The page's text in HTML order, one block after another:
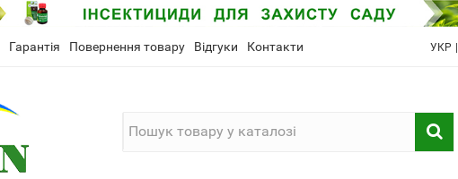
Гарантія Повернення товару Відгуки Контакти УКР